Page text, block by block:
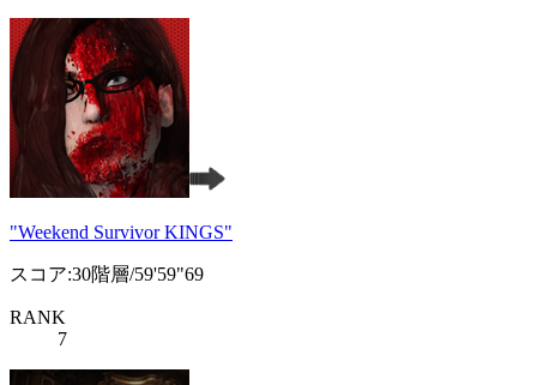
"Weekend Survivor KINGS"
スコア:30階層/59'59"69
RANK
7